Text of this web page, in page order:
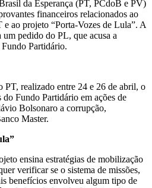
da Esperança (PT, PCdoB e PV)
financeiros relacionados ao
ao projeto “Porta-Vozes de Lula”. A
um pedido do PL, que acusa a
Partidário.
PT, realizado entre 24 e 26 de abril, o
Fundo Partidário em ações de
Bolsonaro a corrupção,
Master.
ensina estratégias de mobilização
verificar se o sistema de missões,
benefícios envolveu algum tipo de